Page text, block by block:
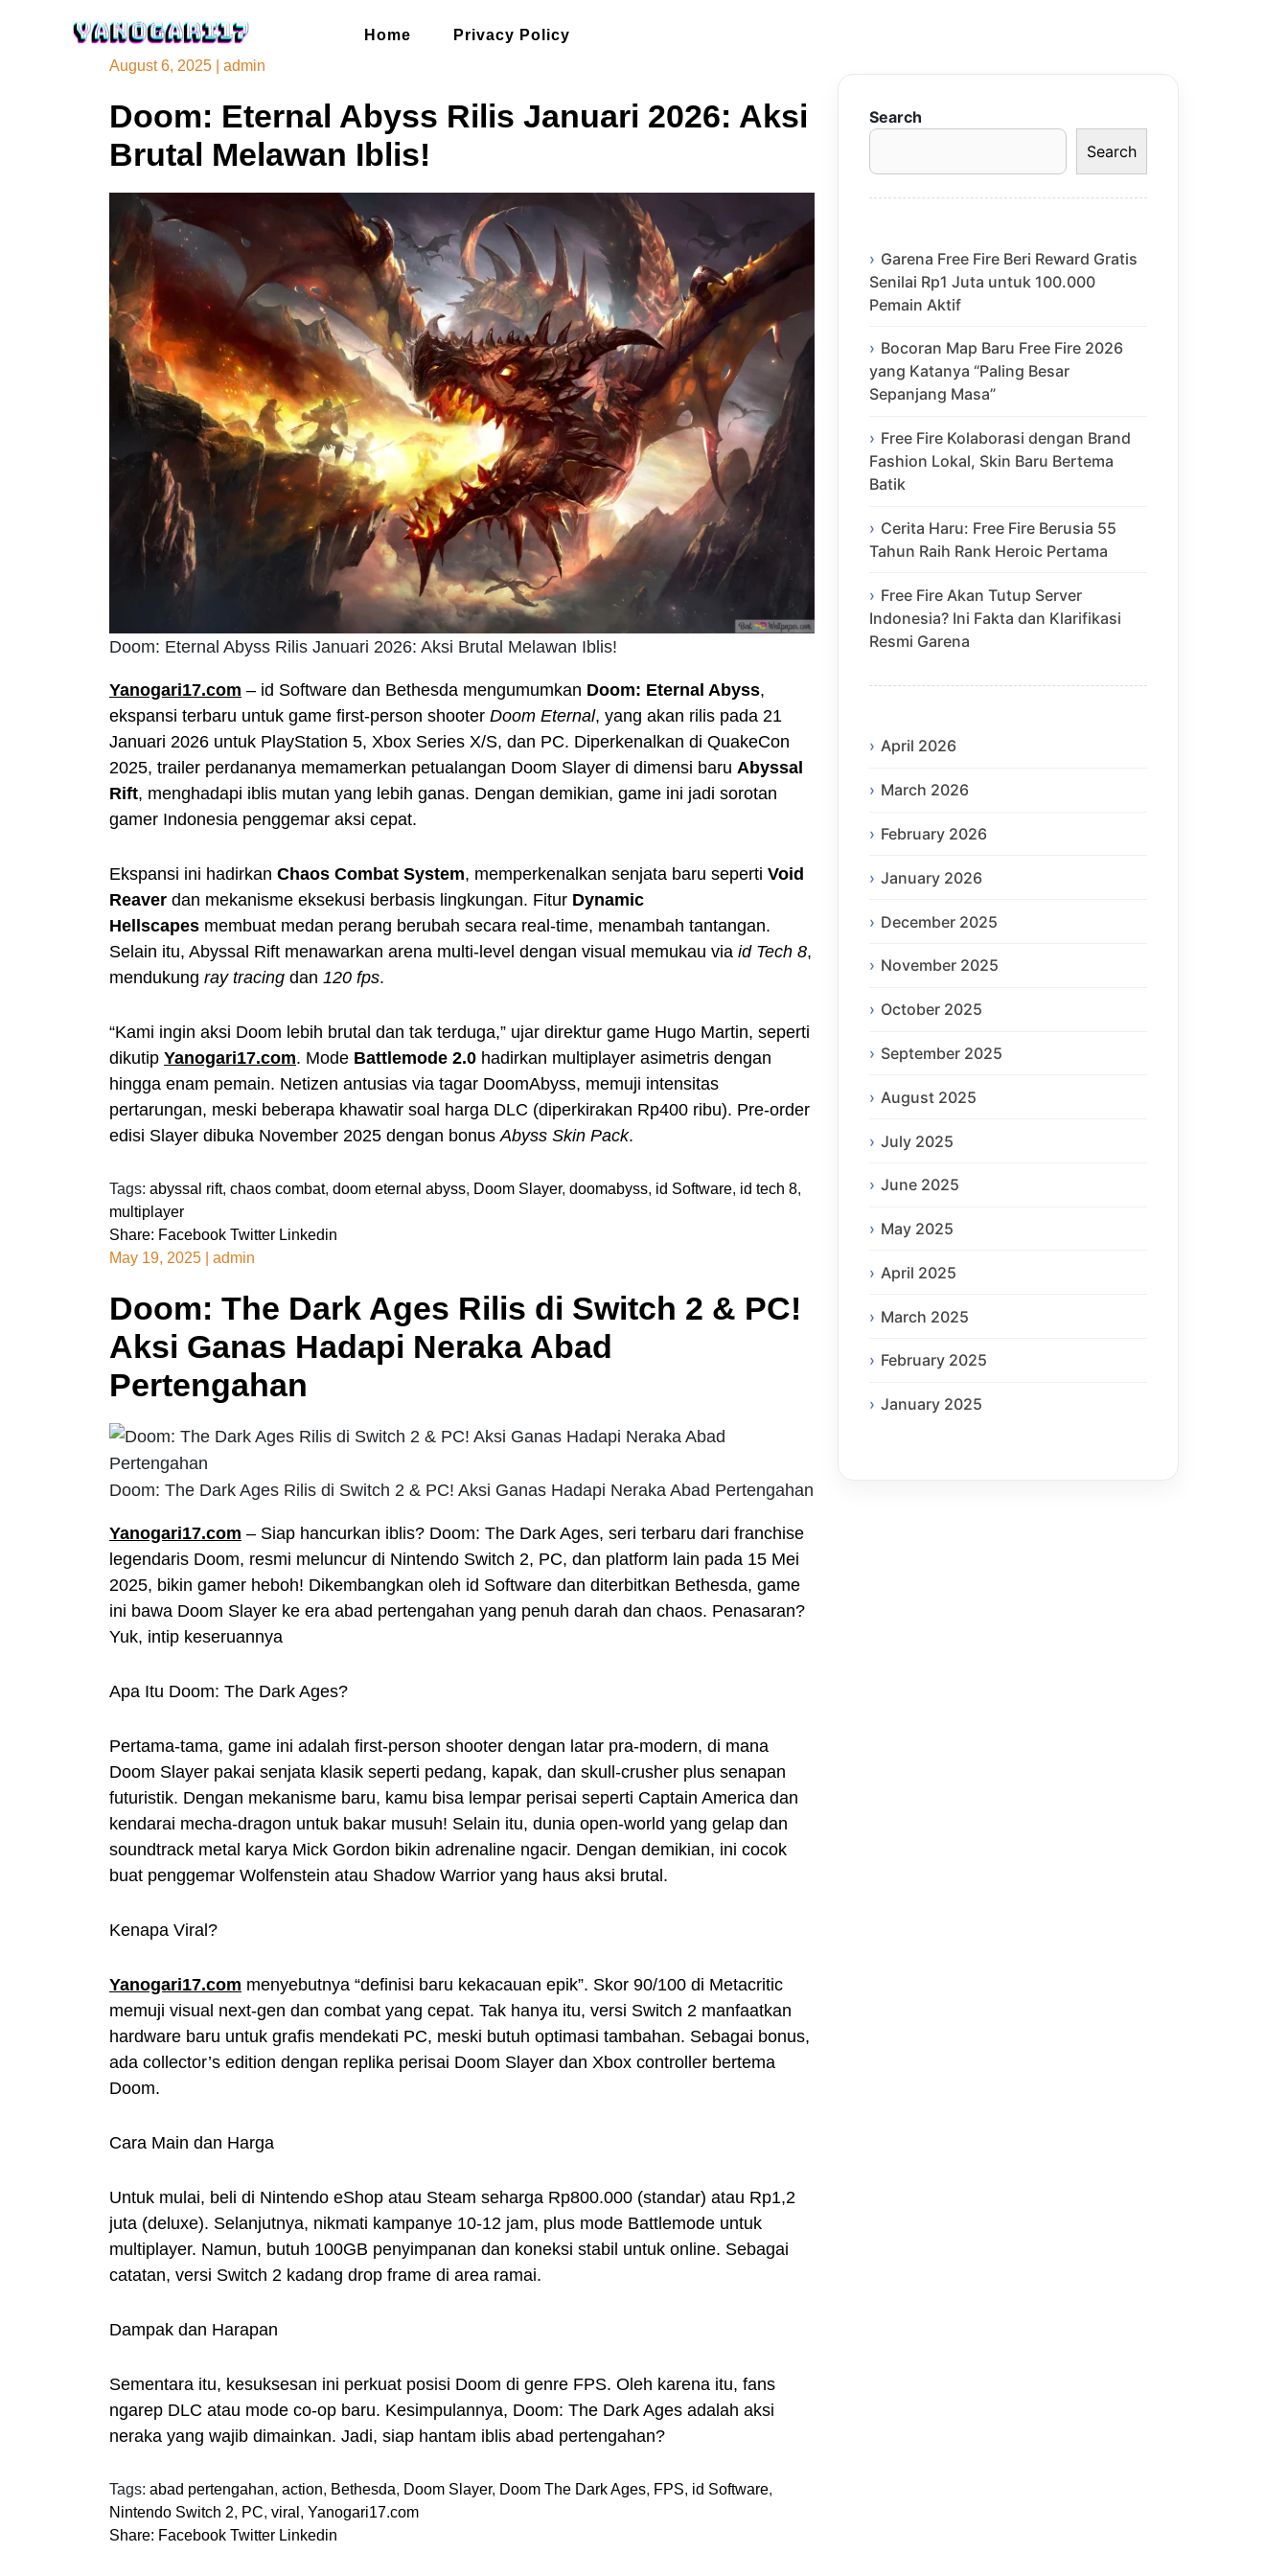
Home
Privacy Policy
August 6, 2025
admin
Doom: Eternal Abyss Rilis Januari 2026: Aksi
Brutal Melawan Iblis!
Doom: Eternal Abyss Rilis Januari 2026: Aksi Brutal Melawan Iblis!
Yanogari17.com – id Software dan Bethesda mengumumkan Doom: Eternal Abyss,
ekspansi terbaru untuk game first-person shooter Doom Eternal, yang akan rilis pada 21
Januari 2026 untuk PlayStation 5, Xbox Series X/S, dan PC. Diperkenalkan di QuakeCon
2025, trailer perdananya memamerkan petualangan Doom Slayer di dimensi baru Abyssal
Rift, menghadapi iblis mutan yang lebih ganas. Dengan demikian, game ini jadi sorotan
gamer Indonesia penggemar aksi cepat.
Ekspansi ini hadirkan Chaos Combat System, memperkenalkan senjata baru seperti Void
Reaver dan mekanisme eksekusi berbasis lingkungan. Fitur Dynamic
Hellscapes membuat medan perang berubah secara real-time, menambah tantangan.
Selain itu, Abyssal Rift menawarkan arena multi-level dengan visual memukau via id Tech 8,
mendukung ray tracing dan 120 fps.
“Kami ingin aksi Doom lebih brutal dan tak terduga,” ujar direktur game Hugo Martin, seperti
dikutip Yanogari17.com. Mode Battlemode 2.0 hadirkan multiplayer asimetris dengan
hingga enam pemain. Netizen antusias via tagar DoomAbyss, memuji intensitas
pertarungan, meski beberapa khawatir soal harga DLC (diperkirakan Rp400 ribu). Pre-order
edisi Slayer dibuka November 2025 dengan bonus Abyss Skin Pack.
Tags: abyssal rift, chaos combat, doom eternal abyss, Doom Slayer, doomabyss, id Software, id tech 8,
multiplayer
Share: Facebook Twitter Linkedin
May 19, 2025
admin
Doom: The Dark Ages Rilis di Switch 2 & PC!
Aksi Ganas Hadapi Neraka Abad
Pertengahan
Doom: The Dark Ages Rilis di Switch 2 & PC! Aksi Ganas Hadapi Neraka Abad Pertengahan
Yanogari17.com – Siap hancurkan iblis? Doom: The Dark Ages, seri terbaru dari franchise
legendaris Doom, resmi meluncur di Nintendo Switch 2, PC, dan platform lain pada 15 Mei
2025, bikin gamer heboh! Dikembangkan oleh id Software dan diterbitkan Bethesda, game
ini bawa Doom Slayer ke era abad pertengahan yang penuh darah dan chaos. Penasaran?
Yuk, intip keseruannya
Apa Itu Doom: The Dark Ages?
Pertama-tama, game ini adalah first-person shooter dengan latar pra-modern, di mana
Doom Slayer pakai senjata klasik seperti pedang, kapak, dan skull-crusher plus senapan
futuristik. Dengan mekanisme baru, kamu bisa lempar perisai seperti Captain America dan
kendarai mecha-dragon untuk bakar musuh! Selain itu, dunia open-world yang gelap dan
soundtrack metal karya Mick Gordon bikin adrenaline ngacir. Dengan demikian, ini cocok
buat penggemar Wolfenstein atau Shadow Warrior yang haus aksi brutal.
Kenapa Viral?
Yanogari17.com menyebutnya “definisi baru kekacauan epik”. Skor 90/100 di Metacritic
memuji visual next-gen dan combat yang cepat. Tak hanya itu, versi Switch 2 manfaatkan
hardware baru untuk grafis mendekati PC, meski butuh optimasi tambahan. Sebagai bonus,
ada collector’s edition dengan replika perisai Doom Slayer dan Xbox controller bertema
Doom.
Cara Main dan Harga
Untuk mulai, beli di Nintendo eShop atau Steam seharga Rp800.000 (standar) atau Rp1,2
juta (deluxe). Selanjutnya, nikmati kampanye 10-12 jam, plus mode Battlemode untuk
multiplayer. Namun, butuh 100GB penyimpanan dan koneksi stabil untuk online. Sebagai
catatan, versi Switch 2 kadang drop frame di area ramai.
Dampak dan Harapan
Sementara itu, kesuksesan ini perkuat posisi Doom di genre FPS. Oleh karena itu, fans
ngarep DLC atau mode co-op baru. Kesimpulannya, Doom: The Dark Ages adalah aksi
neraka yang wajib dimainkan. Jadi, siap hantam iblis abad pertengahan?
Tags: abad pertengahan, action, Bethesda, Doom Slayer, Doom The Dark Ages, FPS, id Software,
Nintendo Switch 2, PC, viral , Yanogari17.com
Share: Facebook Twitter Linkedin
Search
Search
Garena Free Fire Beri Reward Gratis
Senilai Rp1 Juta untuk 100.000
Pemain Aktif
Bocoran Map Baru Free Fire 2026
yang Katanya “Paling Besar
Sepanjang Masa”
Free Fire Kolaborasi dengan Brand
Fashion Lokal, Skin Baru Bertema
Batik
Cerita Haru: Free Fire Berusia 55
Tahun Raih Rank Heroic Pertama
Free Fire Akan Tutup Server
Indonesia? Ini Fakta dan Klarifikasi
Resmi Garena
April 2026
March 2026
February 2026
January 2026
December 2025
November 2025
October 2025
September 2025
August 2025
July 2025
June 2025
May 2025
April 2025
March 2025
February 2025
January 2025